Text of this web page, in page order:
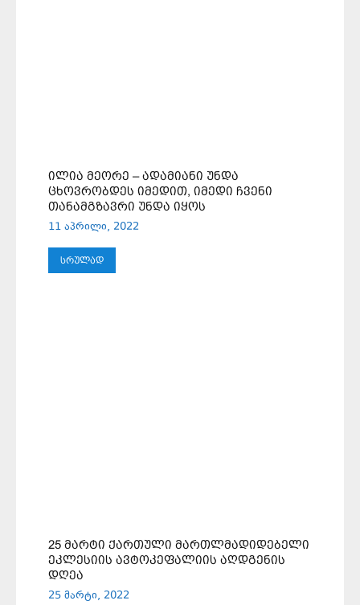
ᲘᲚᲘᲐ ᲛᲔᲝᲠᲔ – ᲐᲓᲐᲛᲘᲐᲜᲘ ᲣᲜᲓᲐ
ᲪᲮᲝᲕᲠᲝᲑᲓᲔᲡ ᲘᲛᲔᲓᲘᲗ, ᲘᲛᲔᲓᲘ ᲩᲕᲔᲜᲘ
ᲗᲐᲜᲐᲛᲒᲖᲐᲕᲠᲘ ᲣᲜᲓᲐ ᲘᲧᲝᲡ
11 აპრილი, 2022
ᲡᲠᲣᲚᲐᲓ
25 ᲛᲐᲠᲢᲘ ᲥᲐᲠᲗᲣᲚᲘ ᲛᲐᲠᲗᲚᲛᲐᲓᲘᲓᲔᲑᲔᲚᲘ
ᲔᲙᲚᲔᲡᲘᲘᲡ ᲐᲕᲢᲝᲙᲔᲤᲐᲚᲘᲘᲡ ᲐᲦᲓᲒᲔᲜᲘᲡ
ᲓᲦᲔᲐ
25 მარტი, 2022